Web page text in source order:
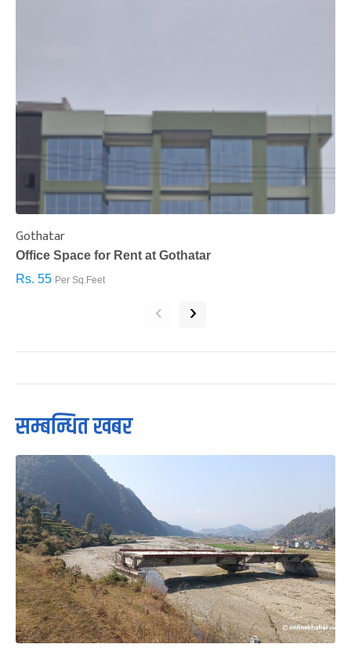
Gothatar
Office Space for Rent at Gothatar
Rs. 55 Per Sq.Feet
‹ ›
सम्बन्धित खबर